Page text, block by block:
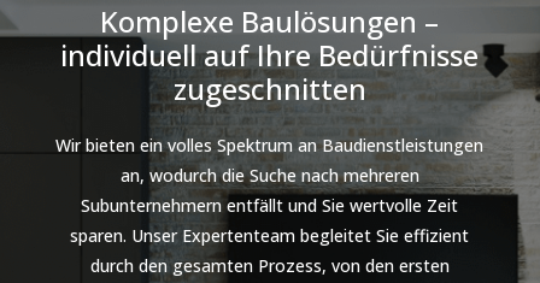
Komplexe Baulösungen –
individuell auf Ihre Bedürfnisse
zugeschnitten
Wir bieten ein volles Spektrum an Baudienstleistungen
an, wodurch die Suche nach mehreren
Subunternehmern entfällt und Sie wertvolle Zeit
sparen. Unser Expertenteam begleitet Sie effizient
durch den gesamten Prozess, von den ersten